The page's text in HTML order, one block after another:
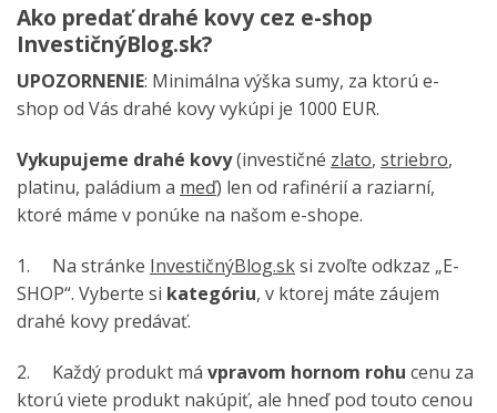
Ako predať drahé kovy cez e-shop
InvestičnýBlog.sk?
UPOZORNENIE: Minimálna výška sumy, za ktorú e-
shop od Vás drahé kovy vykúpi je 1000 EUR.
Vykupujeme drahé kovy(investičné zlato, striebro,
platinu, paládium a meď) len od rafinérií a raziarní,
ktoré máme v ponúke na našom e-shope.
1. Na stránke InvestičnýBlog.sksi zvoľte odkzaz „E-
SHOP“. Vyberte si kategóriu, v ktorej máte záujem
drahé kovy predávať.
2. Každý produkt má vpravom hornom rohu cenu za
ktorú viete produkt nakúpiť, ale hneď pod touto cenou